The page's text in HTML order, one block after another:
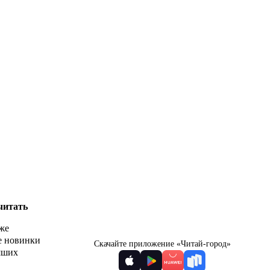
новинки
Скачайте приложение «Читай-город»